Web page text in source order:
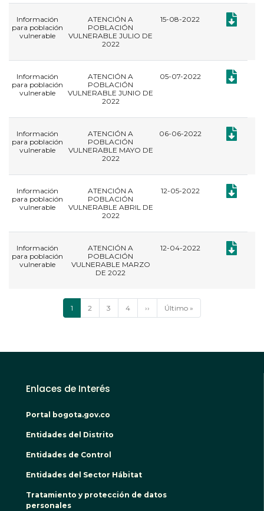
Información
para población
vulnerable
ATENCIÓN A
POBLACIÓN
VULNERABLE JULIO DE
2022
15-08-2022
Información
para población
vulnerable
ATENCIÓN A
POBLACIÓN
VULNERABLE JUNIO DE
2022
05-07-2022
Información
para población
vulnerable
ATENCIÓN A
POBLACIÓN
VULNERABLE MAYO DE
2022
06-06-2022
Información
para población
vulnerable
ATENCIÓN A
POBLACIÓN
VULNERABLE ABRIL DE
2022
12-05-2022
Información
para población
vulnerable
ATENCIÓN A
POBLACIÓN
VULNERABLE MARZO
DE 2022
12-04-2022
PaginaciónPágina
actual
1 Página
2 Página
3 Página
4
Siguiente
página
››
Última
página
Último »
Enlaces de Interés
Portal bogota.gov.co
Entidades del Distrito
Entidades de Control
Entidades del Sector Hábitat
Tratamiento y protección de datos
personales